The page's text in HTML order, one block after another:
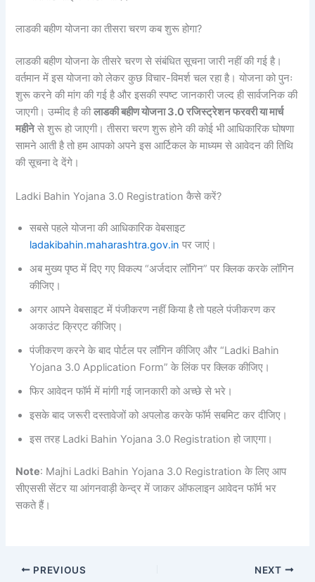
लाडकी बहीण योजना का तीसरा चरण कब शुरू होगा?
लाडकी बहीण योजना के तीसरे चरण से संबंधित सूचना जारी नहीं की गई है।
वर्तमान में इस योजना को लेकर कुछ विचार-विमर्श चल रहा है। योजना को पुनः
शुरू करने की मांग की गई है और इसकी स्पष्ट जानकारी जल्द ही सार्वजनिक की
जाएगी। उम्मीद है कीलाडकी बहीण योजना 3.0 रजिस्ट्रेशन फरवरी या मार्च
महीनेसे शुरू हो जाएगी। तीसरा चरण शुरू होने की कोई भी आधिकारिक घोषणा
सामने आती है तो हम आपको अपने इस आर्टिकल के माध्यम से आवेदन की तिथि
की सूचना दे देंगे।
Ladki Bahin Yojana 3.0 Registration कैसे करें?
सबसे पहले योजना की आधिकारिक वेबसाइट
ladakibahin.maharashtra.gov.in पर जाएं।
अब मुख्य पृष्ठ में दिए गए विकल्प “अर्जदार लॉगिन” पर क्लिक करके लॉगिन
कीजिए।
अगर आपने वेबसाइट में पंजीकरण नहीं किया है तो पहले पंजीकरण कर
अकाउंट क्रिएट कीजिए।
पंजीकरण करने के बाद पोर्टल पर लॉगिन कीजिए और “Ladki Bahin
Yojana 3.0 Application Form” के लिंक पर क्लिक कीजिए।
फिर आवेदन फॉर्म में मांगी गई जानकारी को अच्छे से भरे।
इसके बाद जरूरी दस्तावेजों को अपलोड करके फॉर्म सबमिट कर दीजिए।
इस तरह Ladki Bahin Yojana 3.0 Registration हो जाएगा।
Note: Majhi Ladki Bahin Yojana 3.0 Registration के लिए आप
सीएससी सेंटर या आंगनवाड़ी केन्द्र में जाकर ऑफलाइन आवेदन फॉर्म भर
सकते हैं।
PREVIOUS NEXT